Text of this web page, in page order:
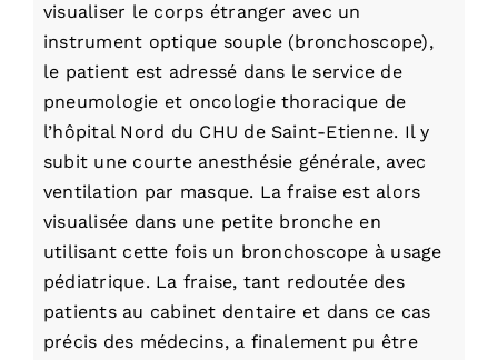
visualiser le corps étranger avec un
instrument optique souple (bronchoscope),
le patient est adressé dans le service de
pneumologie et oncologie thoracique de
l’hôpital Nord du CHU de Saint-Etienne. Il y
subit une courte anesthésie générale, avec
ventilation par masque. La fraise est alors
visualisée dans une petite bronche en
utilisant cette fois un bronchoscope à usage
pédiatrique. La fraise, tant redoutée des
patients au cabinet dentaire et dans ce cas
précis des médecins, a finalement pu être